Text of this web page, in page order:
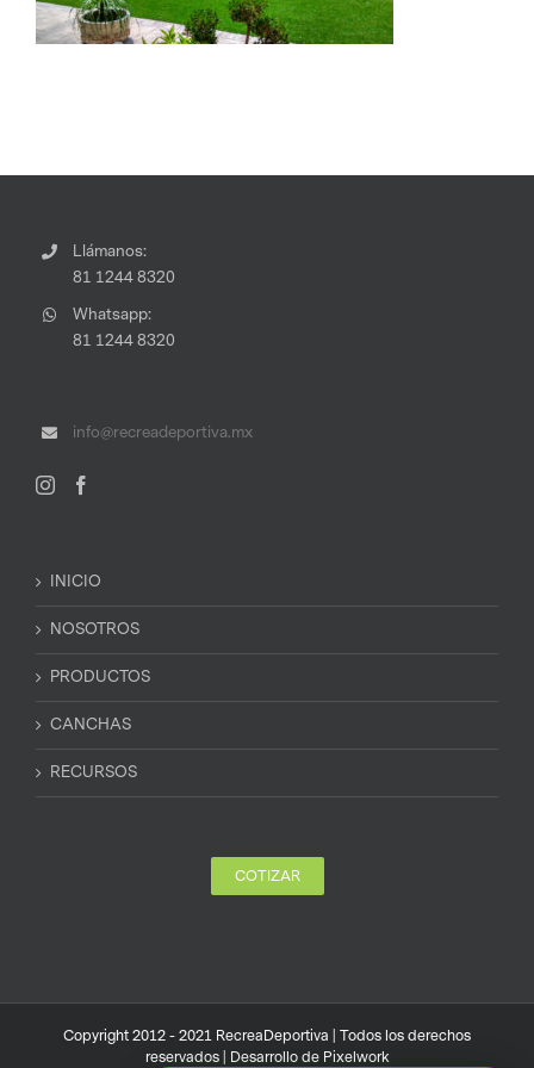
Llámanos:
81 1244 8320
Whatsapp:
81 1244 8320
info@recreadeportiva.mx
INICIO
NOSOTROS
PRODUCTOS
CANCHAS
RECURSOS
COTIZAR
Copyright 2012 - 2021 RecreaDeportiva | Todos los derechos
reservados | Desarrollo de Pixelwork